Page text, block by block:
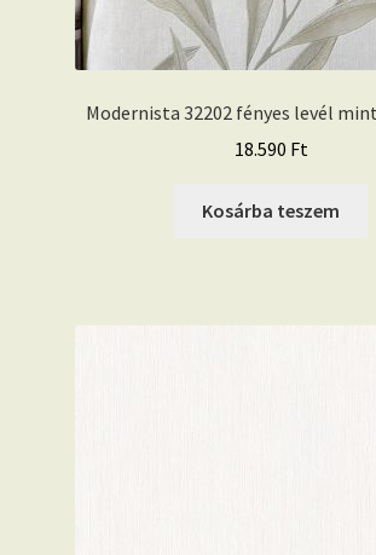
Modernista 32202 fényes levél
18.590 Ft
Kosárba teszem